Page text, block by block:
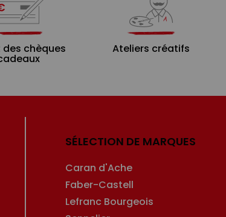
des chèques Ateliers créatifs
SÉLECTION DE MARQUES
Caran d'Ache
Faber-Castell
Lefranc Bourgeois